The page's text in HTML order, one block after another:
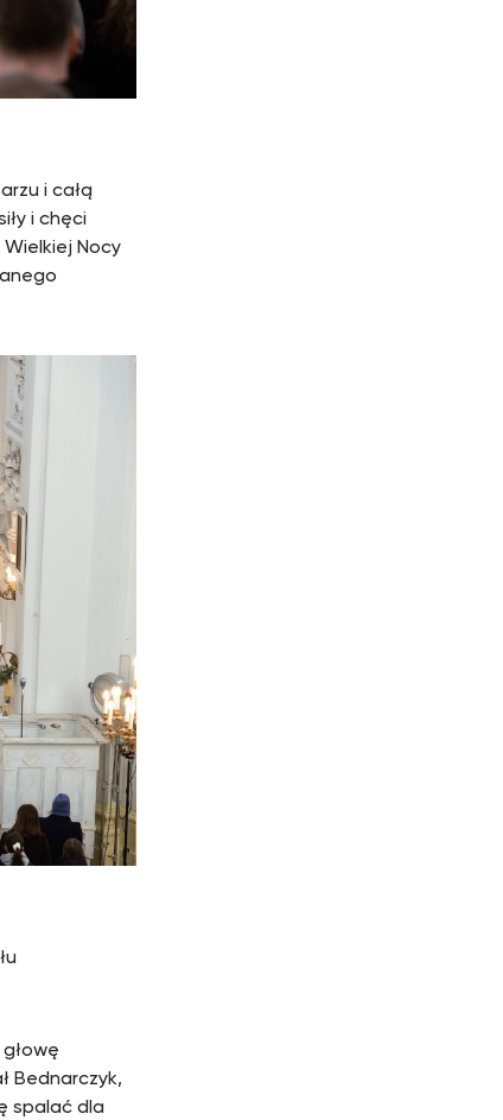
i całą
i chęci
Nocy
Bednarczyk,
spalać dla